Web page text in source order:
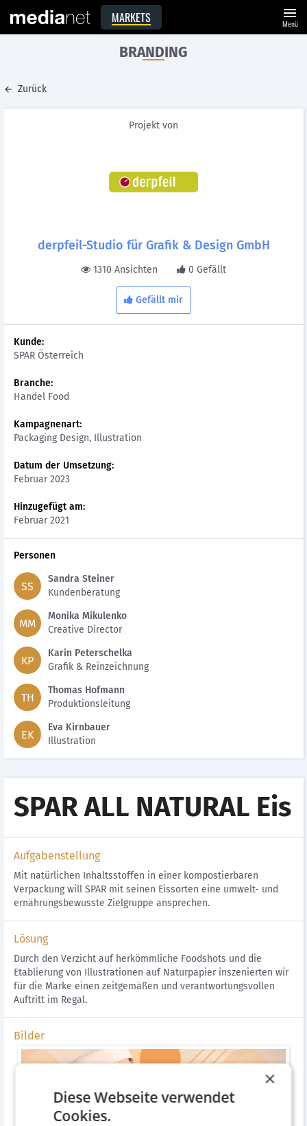
MARKETS menu
Menü
BRANDING
Zurück
Projekt von
derpfeil-Studio für Grafik & Design GmbH
1310 Ansichten 0 Gefällt
Gefällt mir
Kunde:
SPAR Österreich
Branche:
Handel Food
Kampagnenart:
Packaging Design, Illustration
Datum der Umsetzung:
Februar 2023
Hinzugefügt am:
Februar 2021
Personen
SS
Sandra Steiner
Kundenberatung
MM
Monika Mikulenko
Creative Director
KP
Karin Peterschelka
Grafik & Reinzeichnung
TH
Thomas Hofmann
Produktionsleitung
EK
Eva Kirnbauer
Illustration
SPAR ALL NATURAL Eis
Aufgabenstellung
Mit natürlichen Inhaltsstoffen in einer kompostierbaren
Verpackung will SPAR mit seinen Eissorten eine umwelt- und
ernährungsbewusste Zielgruppe ansprechen.
Lösung
Durch den Verzicht auf herkömmliche Foodshots und die
Etablierung von Illustrationen auf Naturpapier inszenierten wir
für die Marke einen zeitgemäßen und verantwortungsvollen
Auftritt im Regal.
Bilder
×
Diese Webseite verwendet
Cookies.